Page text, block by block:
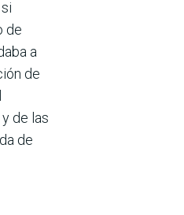
de
a
de
de las
de